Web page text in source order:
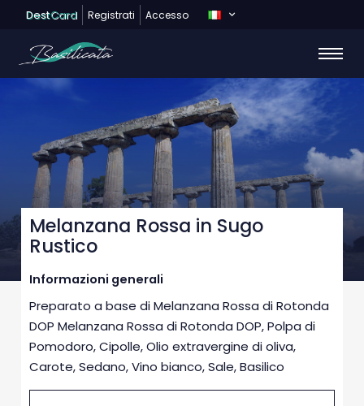
DestCard Registrati Accesso
Melanzana Rossa in Sugo
Rustico
Informazioni generali
Preparato a base di Melanzana Rossa di Rotonda
DOP Melanzana Rossa di Rotonda DOP, Polpa di
Pomodoro, Cipolle, Olio extravergine di oliva,
Carote, Sedano, Vino bianco, Sale, Basilico